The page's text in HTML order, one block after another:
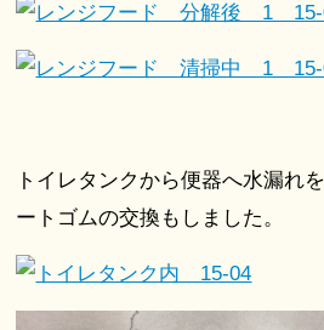
トイレタンクから便器へ水漏れ
ートゴムの交換もしました。